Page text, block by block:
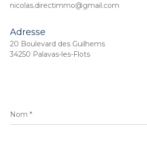
nicolas.directimmo@gmail.com
Adresse
20 Boulevard des Guilhems
34250 Palavas-les-Flots
*